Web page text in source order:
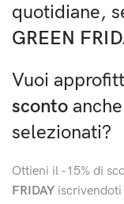
quotidiane,
GREEN
Vuoi
sconto
selezionati?
Ottieni il -15% di
FRIDAY